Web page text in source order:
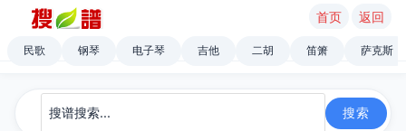
首页 返回
民歌 钢琴 电子琴 吉他 二胡 笛箫 萨克斯